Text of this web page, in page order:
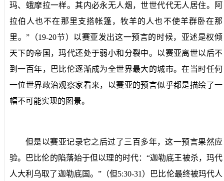
玛、蛾摩拉一样。其内必永无人烟，世世代代无人居住。阿
拉伯人也不在那里支搭帐篷，牧羊的人也不使羊群卧在那
里。”（19-20节）以赛亚发出这一预言的时候，亚述是权倾
天下的帝国，玛代还处于弱小和分裂中。以赛亚离世以后不
到一百年，巴比伦逐渐成为全世界最大的城市。在当时任何
一位世界政治观察家看来，以赛亚的预言似乎都是描绘了一
幅不可能实现的图景。
但是以赛亚记录它之后过了三百多年，这一预言果然应
验。巴比伦的陷落始于但以理的时代：“迦勒底王被杀，玛代
人大利乌取了迦勒底国。”（但5:30-31 ）巴比伦最终被玛代人